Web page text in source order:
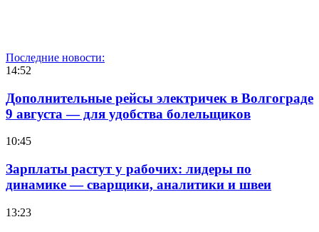
Последние новости:
14:52
Дополнительные рейсы электричек в Волгограде
9 августа — для удобства болельщиков
10:45
Зарплаты растут у рабочих: лидеры по
динамике — сварщики, аналитики и швеи
13:23